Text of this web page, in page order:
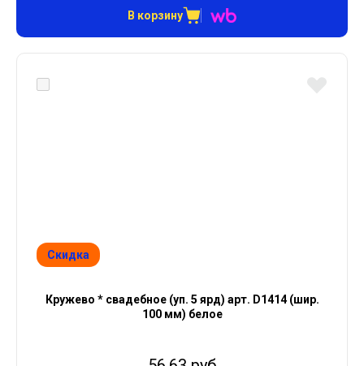
В корзину
Скидка
Кружево * свадебное (уп. 5 ярд) арт. D1414 (шир.
100 мм) белое